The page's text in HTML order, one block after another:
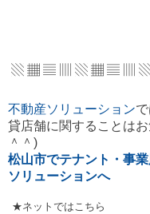
▧ ▦ ▤ ▥ ▧ ▦ ▤ ▥
不動産ソリューション
貸店舗に関することは
＾＾)
松山市でテナント・事
ソリューションへ
★ネットではこちら